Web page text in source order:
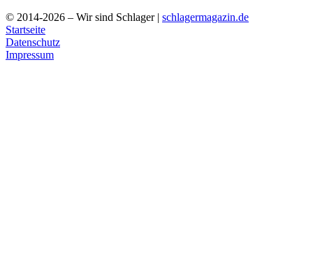
© 2014-2026 – Wir sind Schlager | schlagermagazin.de
Startseite
Datenschutz
Impressum